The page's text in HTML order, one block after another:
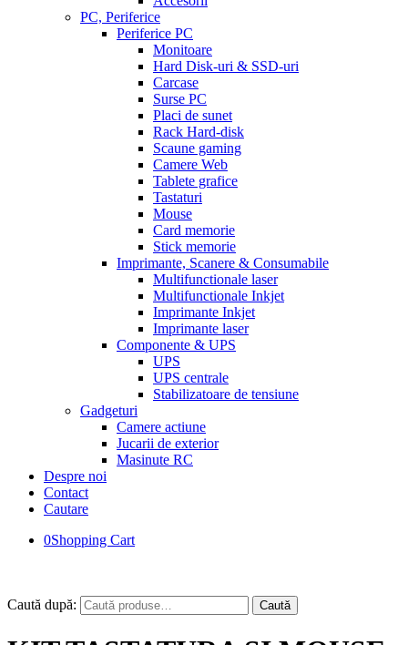
PC, Periferice
Periferice PC
Monitoare
Hard Disk-uri & SSD-uri
Carcase
Surse PC
Placi de sunet
Rack Hard-disk
Scaune gaming
Camere Web
Tablete grafice
Tastaturi
Mouse
Card memorie
Stick memorie
Imprimante, Scanere & Consumabile
Multifunctionale laser
Multifunctionale Inkjet
Imprimante Inkjet
Imprimante laser
Componente & UPS
UPS
UPS centrale
Stabilizatoare de tensiune
Gadgeturi
Camere actiune
Jucarii de exterior
Masinute RC
Despre noi
Contact
Cautare
0Shopping Cart
Caută după: Caută